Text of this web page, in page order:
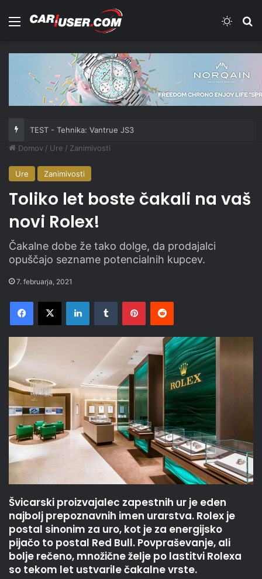
Meni
TEST - Tehnika: Vantrue JS3
Domov / Ure / Zanimivosti
Ure Zanimivosti
Toliko let boste čakali na vaš
novi Rolex!
Čakalne dobe že tako dolge, da prodajalci
opuščajo sezname potencialnih kupcev.
7. februarja, 2021
Facebook
X LinkedInTumblr PinterestReddit
Švicarski proizvajalec zapestnih ur je eden
najbolj prepoznavnih imen urarstva. Rolex je
postal sinonim za uro, kot je za energijsko
pijačo to postal Red Bull. Povpraševanje, ali
bolje rečeno, množične želje po lastitvi Rolexa
so tekom let ustvarile čakalne vrste.